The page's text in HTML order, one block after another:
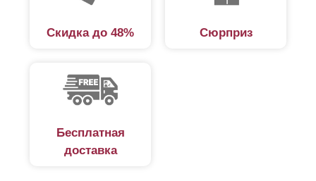
Скидка до 48% Сюрприз
Бесплатная
доставка